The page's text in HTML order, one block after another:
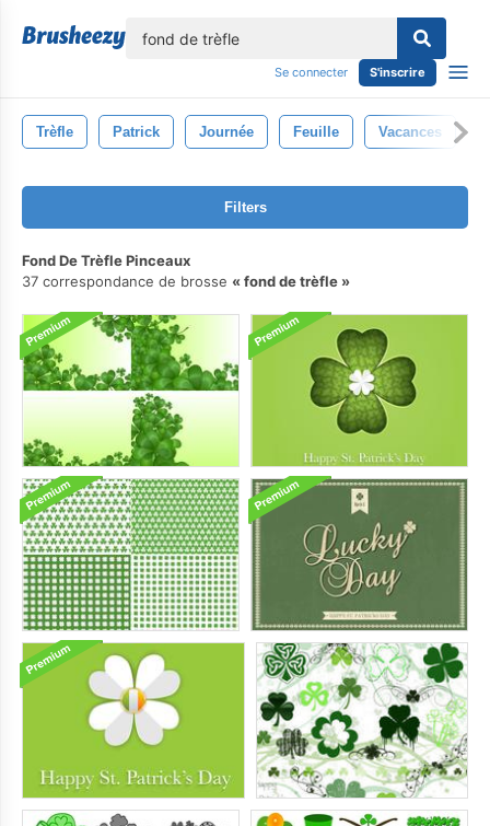
Se connecter S'inscrire
Trèfle Patrick Journée Feuille Vacances
Filters
Fond De Trèfle Pinceaux
37 correspondance de brosse
fond de trèfle